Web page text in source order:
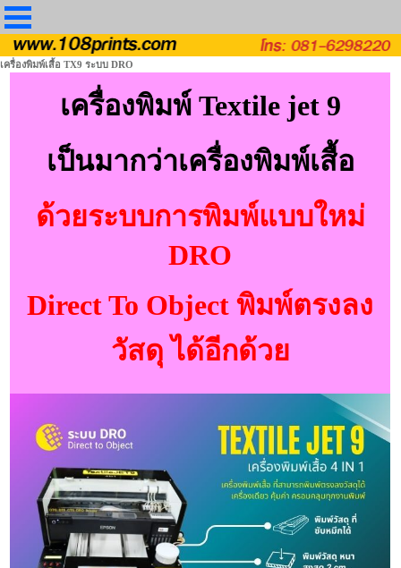
เครื่องพิมพ์เสื้อ TX9 ระบบ DRO
เครื่องพิมพ์ Textile jet 9
เป็นมากว่าเครื่องพิมพ์เสื้อ
ด้วยระบบการพิมพ์แบบใหม่
DRO
Direct To Object พิมพ์ตรงลง
วัสดุ ได้อีกด้วย